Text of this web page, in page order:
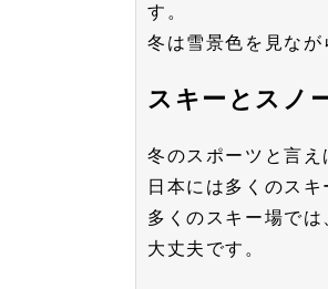
す。
冬は雪景色を見なが
スキーとスノ
冬のスポーツと言え
日本には多くのス
多くのスキー場で
大丈夫です。